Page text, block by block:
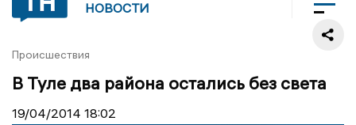
НОВОСТИ
Происшествия
В Туле два района остались без света
19/04/2014 18:02